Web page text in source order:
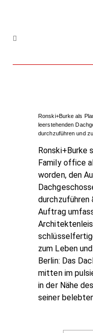
Ronski+Burke als
leerstehenden
durchzuführen und
Ronski+Burke
Family office
worden, den
durchzuführen
Auftrag
zum Leben
Berlin: Das
mitten im
in der Nähe
seiner